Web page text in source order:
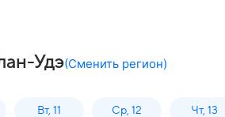
Удэ(Сменить регион)
Вт, 11 Ср, 12 Чт, 13